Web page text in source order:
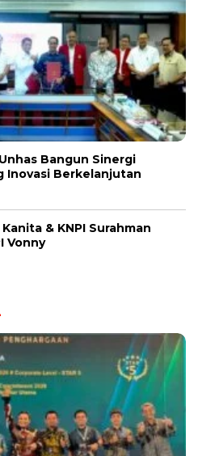
Bangun Sinergi
Inovasi Berkelanjutan
& KNPI Surahman
Vonny